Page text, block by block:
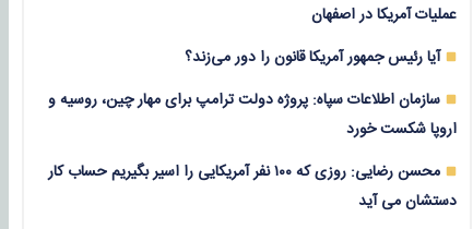
عملیات آمریکا در اصفهان
آیا رئیس جمهور آمریکا قانون را دور می‌زند؟
سازمان اطلاعات سپاه: پروژه دولت ترامپ برای مهار چین، روسیه و
اروپا شکست خورد
محسن رضایی: روزی که ۱۰۰ نفر آمریکایی را اسیر بگیریم حساب کار
دستشان می آید